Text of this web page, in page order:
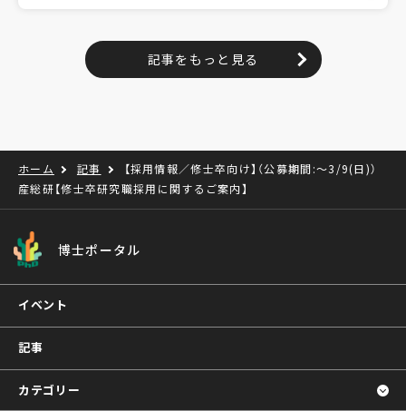
記事をもっと見る
ホーム 記事
【採用情報／修士卒向け】（公募期間:～3/9(日)）
産総研【修士卒研究職採用に関するご案内】
博士ポータル
イベント
記事
カテゴリー